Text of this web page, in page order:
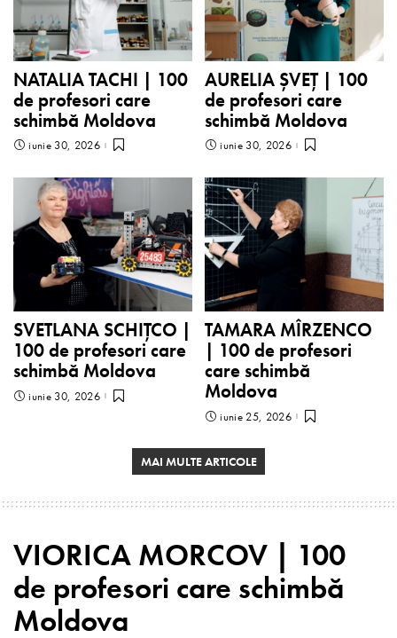
NATALIA TACHI | 100
de profesori care
schimbă Moldova
iunie 30, 2026
AURELIA ȘVEȚ | 100
de profesori care
schimbă Moldova
iunie 30, 2026
SVETLANA SCHIȚCO |
100 de profesori care
schimbă Moldova
iunie 30, 2026
TAMARA MÎRZENCO
| 100 de profesori
care schimbă
Moldova
iunie 25, 2026
MAI MULTE ARTICOLE
VIORICA MORCOV | 100
de profesori care schimbă
Moldova